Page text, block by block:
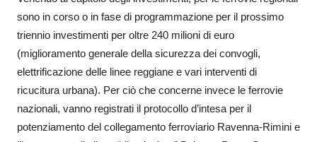
sono in corso o in fase di programmazione per il prossimo
triennio investimenti per oltre 240 milioni di euro
(miglioramento generale della sicurezza dei convogli,
elettrificazione delle linee reggiane e vari interventi di
ricucitura urbana). Per ciò che concerne invece le ferrovie
nazionali, vanno registrati il protocollo d’intesa per il
potenziamento del collegamento ferroviario Ravenna-Rimini e